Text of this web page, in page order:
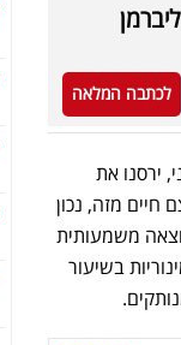
לכתבה המלאה
ירסנו את
חיים מזה, נכון
משמעותית
בשיעור